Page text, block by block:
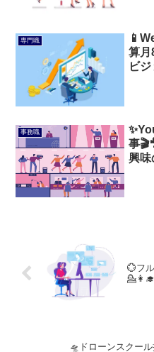
専門職
算月
ビ
事務職
事
興味
💮フ
🛸ドローンスクー